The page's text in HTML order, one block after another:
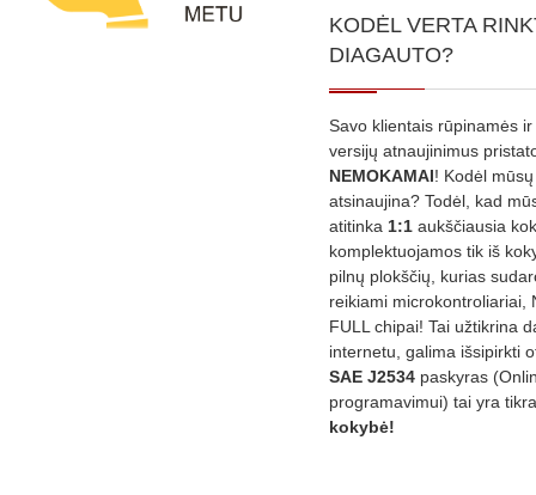
KODĖL VERTA
DIAGAUTO?
Savo klientais rūpinamės
versijų atnaujinimus
NEMOKAMAI! Kodėl
atsinaujina? Todėl, kad
atitinka 1:1 aukščiausia
komplektuojamos tik iš
pilnų plokščių, kurias
reikiami microkontroliariai,
FULL chipai! Tai užtikrina
internetu, galima išsipirkti
SAE J2534 paskyras
programavimui) tai yra
kokybė!